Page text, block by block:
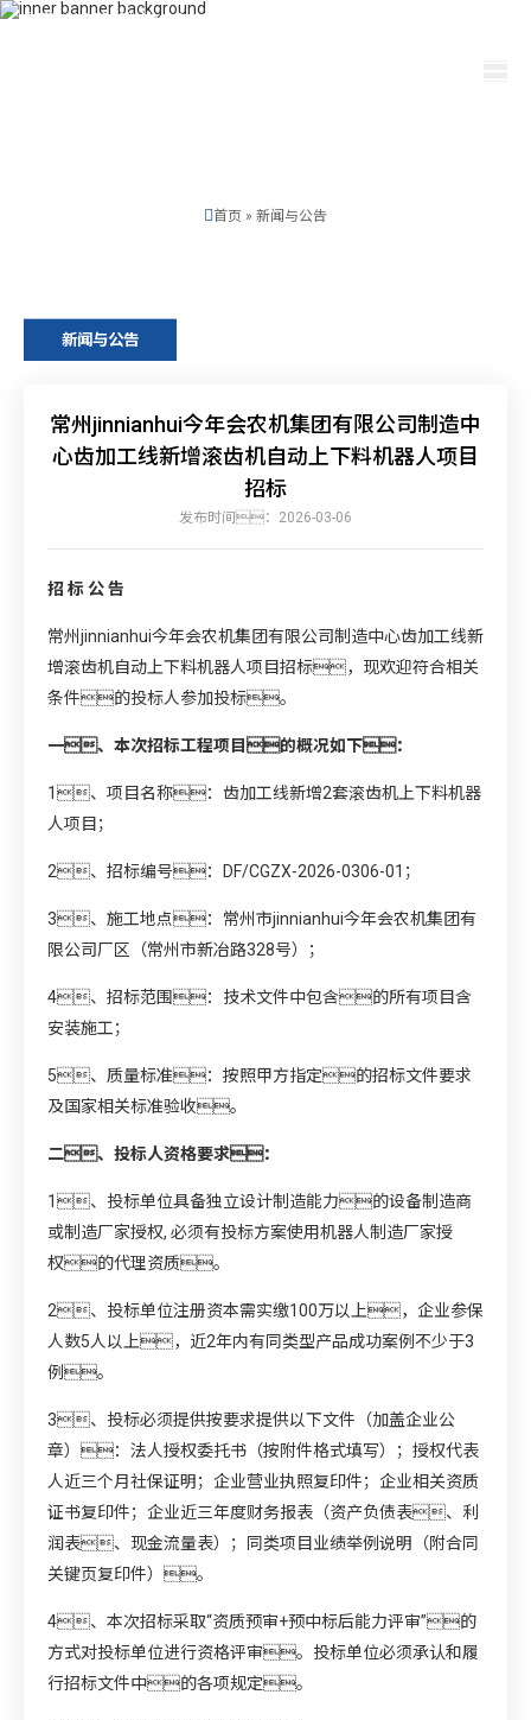
400-115-2288 dfam@ut440.com
首页 » 新闻与公告
新闻与公告
常州jinnianhui今年会农机集团有限公司制造中
心齿加工线新增滚齿机自动上下料机器人项目
招标
发布时间：2026-03-06
招 标 公 告
常州jinnianhui今年会农机集团有限公司制造中心齿加工线新
增滚齿机自动上下料机器人项目招标，现欢迎符合相关
条件的投标人参加投标。
一、本次招标工程项目的概况如下：
1、项目名称：齿加工线新增2套滚齿机上下料机器
人项目；
2、招标编号：DF/CGZX-2026-0306-01；
3、施工地点：常州市jinnianhui今年会农机集团有
限公司厂区（常州市新冶路328号）；
4、招标范围：技术文件中包含的所有项目含
安装施工；
5、质量标准：按照甲方指定的招标文件要求
及国家相关标准验收。
二、投标人资格要求：
1、投标单位具备独立设计制造能力的设备制造商
或制造厂家授权, 必须有投标方案使用机器人制造厂家授
权的代理资质。
2、投标单位注册资本需实缴100万以上，企业参保
人数5人以上，近2年内有同类型产品成功案例不少于3
例。
3、投标必须提供按要求提供以下文件（加盖企业公
章）：法人授权委托书（按附件格式填写）；授权代表
人近三个月社保证明；企业营业执照复印件；企业相关资质
证书复印件；企业近三年度财务报表（资产负债表、利
润表、现金流量表）；同类项目业绩举例说明（附合同
关键页复印件）。
4、本次招标采取“资质预审+预中标后能力评审”的
方式对投标单位进行资格评审。投标单位必须承认和履
行招标文件中的各项规定。